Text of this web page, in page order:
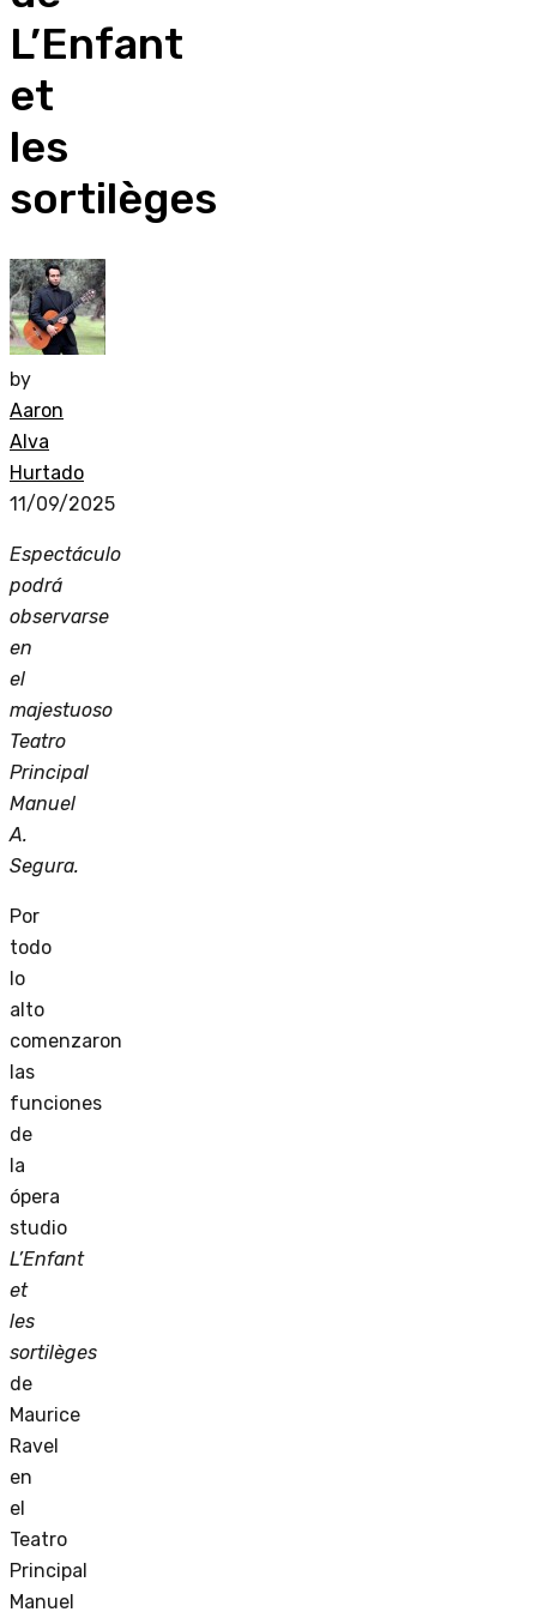
L’Enfant
et
les
sortilèges
by
Aaron
Alva
Hurtado
11/09/2025
Espectáculo
podrá
observarse
en
el
majestuoso
Teatro
Principal
Manuel
A.
Segura.
Por
todo
lo
alto
comenzaron
las
funciones
de
la
ópera
studio
L’Enfant
et
les
sortilèges
de
Maurice
Ravel
en
el
Teatro
Principal
Manuel